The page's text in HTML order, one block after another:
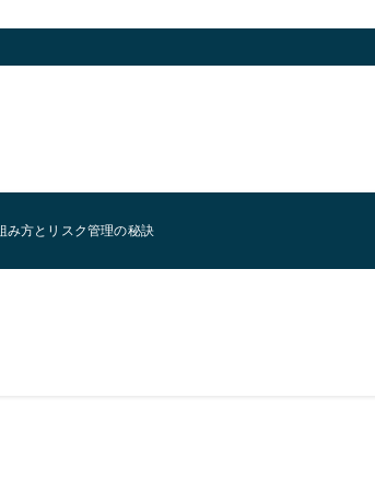
み方とリスク管理の秘訣